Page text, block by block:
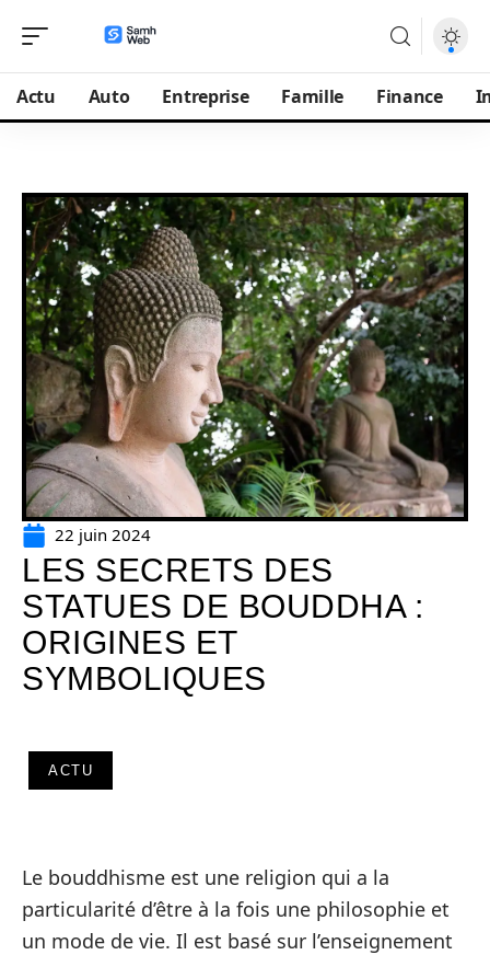
Actu Auto Entreprise Famille Finance
22 juin 2024
LES SECRETS DES
STATUES DE BOUDDHA :
ORIGINES ET
SYMBOLIQUES
ACTU
Le bouddhisme est une religion qui a la
particularité d’être à la fois une philosophie et
un mode de vie. Il est basé sur l’enseignement